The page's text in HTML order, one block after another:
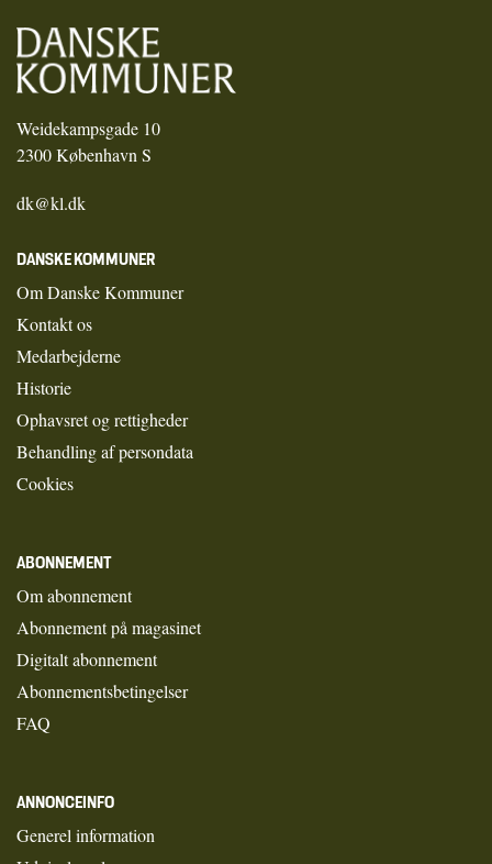
Weidekampsgade 10
2300 København S
dk@kl.dk
DANSKE KOMMUNER
Om Danske Kommuner
Kontakt os
Medarbejderne
Historie
Ophavsret og rettigheder
Behandling af persondata
Cookies
ABONNEMENT
Om abonnement
Abonnement på magasinet
Digitalt abonnement
Abonnementsbetingelser
FAQ
ANNONCEINFO
Generel information